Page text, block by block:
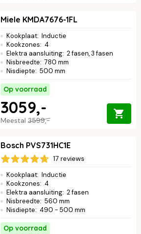
Miele KMDA7676-1FL
Kookplaat: Inductie
Kookzones: 4
Elektra aansluiting: 2 fasen, 3 fasen
Nisbreedte: 780 mm
Nisdiepte: 500 mm
Op voorraad
Meestal 3599,-
3059,-
Bosch PVS731HC1E
17 reviews
Kookplaat: Inductie
Kookzones: 4
Elektra aansluiting: 2 fasen
Nisbreedte: 560 mm
Nisdiepte: 490 - 500 mm
Op voorraad